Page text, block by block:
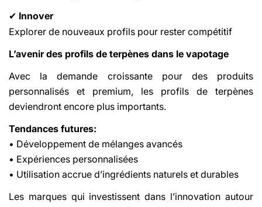
✔ Innover
Explorer de nouveaux profils pour rester compétitif
L’avenir des profils de terpènes dans le vapotage
Avec la demande croissante pour des produits
personnalisés et premium, les profils de terpènes
deviendront encore plus importants.
Tendances futures:
• Développement de mélanges avancés
• Expériences personnalisées
• Utilisation accrue d’ingrédients naturels et durables
Les marques qui investissent dans l’innovation autour